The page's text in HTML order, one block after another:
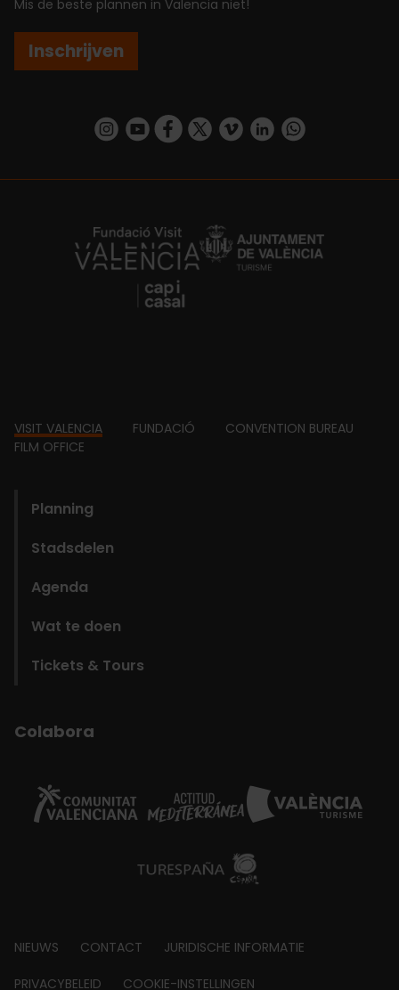
Mis de beste plannen in Valencia niet!
Inschrijven
https://www.instagram.com/visit_valencia/
https://www.youtube.com/user/
https://www.facebook.com/
https://twitter.com/
https://vimeo.com/
https://www.linkedin.com/company/turismo-valencia/https://api.whatsapp.com/send/
https://fundacion.visitvalencia.com/
Footer
VISIT VALENCIA FUNDACIÓ
CONVENTION BUREAU
FILM OFFICE
Planning
Stadsdelen
Agenda
Wat te doen
Tickets & Tours
Colabora
Footer
NIEUWS CONTACT JURIDISCHE INFORMATIE
PRIVACYBELEID COOKIE-INSTELLINGEN